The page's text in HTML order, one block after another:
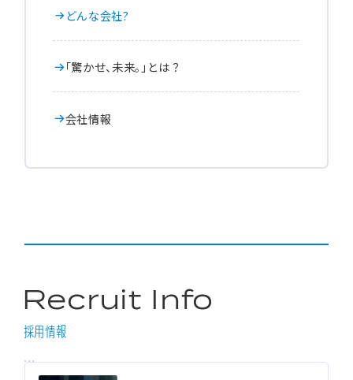
どんな会社?
「驚かせ、未来。 」 とは？
会社情報
Recruit I nfo
採用情報